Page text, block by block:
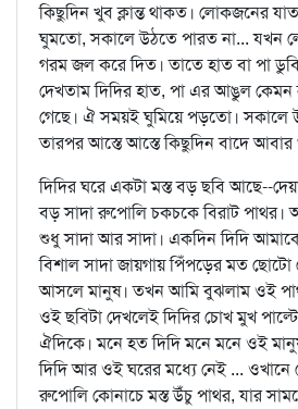
কিছুদিন খুব ক্লান্ত থাকত। লোকজনের
ঘুমতো, সকালে উঠতে পারত না... যখন
গরম জল করে দিত। তাতে হাত বা পা
দেখতাম দিদির হাত, পা এর আঙুল কেমন
গেছে। ঐ সময়ই ঘুমিয়ে পড়তো। সকালে
তারপর আস্তে আস্তে কিছুদিন বাদে
দিদির ঘরে একটা মস্ত বড় ছবি আছে--
বড় সাদা রুপোলি চকচকে বিরাট
শুধু সাদা আর সাদা। একদিন দিদি
বিশাল সাদা জায়গায় পিঁপড়ের মত ছোটো
আসলে মানুষ। তখন আমি বুঝলাম ওই
ওই ছবিটা দেখলেই দিদির চোখ মুখ
ঐদিকে। মনে হত দিদি মনে মনে ওই
দিদি আর ওই ঘরের মধ্যে নেই ... ওখানে
রুপোলি কোনাচে মস্ত উঁচু পাথর, যার